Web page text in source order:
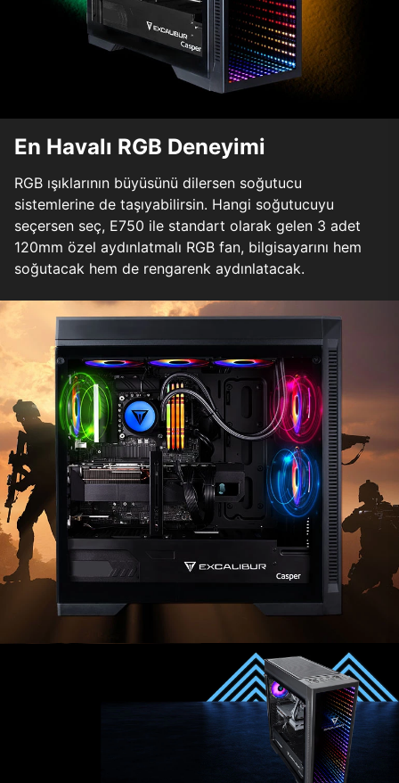
En Havalı RGB Deneyimi
RGB ışıklarının büyüsünü dilersen soğutucu
sistemlerine de taşıyabilirsin. Hangi soğutucuyu
seçersen seç, E750 ile standart olarak gelen 3 adet
120mm özel aydınlatmalı RGB fan, bilgisayarını hem
soğutacak hem de rengarenk aydınlatacak.